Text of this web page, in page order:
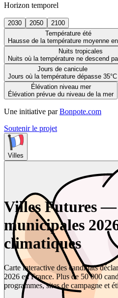
Horizon temporel
2030 2050
2100
Température été
Hausse de la température moyenne
Nuits tropicales
Nuits où la température ne descend
Jours de canicule
Jours où la température dépasse 35°C
Élévation niveau mer
Élévation prévue du niveau de la mer
Une initiative par Bonpote.com
Soutenir le projet
Villes
Villes Futures
municipales
climatiques
Carte interactive des candidats
2026 en France. Plus de 50 000
programmes, sites de campagne et